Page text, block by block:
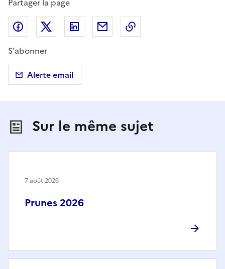
Partager la page
Partager sur Facebook
Partager sur X (anciennement Twitter)
Partager sur LinkedIn
Partager par email
S'abonner
Alerte email
Sur le même sujet
Prunes 2026
7 août 2026